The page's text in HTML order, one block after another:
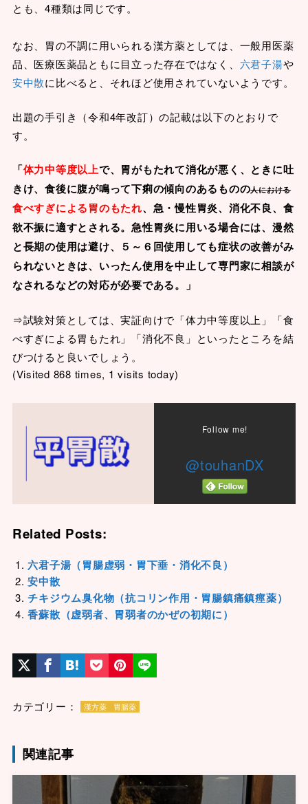
とも、4種類は同じです。
なお、胃の不調に用いられる漢方薬としては、一般用医薬
品、医療医薬品ともに目立った存在ではなく、 六君子湯や
安中散に比べると、それほど使用されていないようです。
出題の手引き（令和4年改訂）の記載は以下のとおりで
す。
「体力中等度以上で、胃がもたれて消化が悪く、ときに吐
きけ、食後に腹が鳴って下痢の傾向のあるものの人における
食べすぎによる胃のもたれ、急・慢性胃炎、消化不良、食
欲不振に適すとされる。急性胃炎に用いる場合には、漫然
と長期の使用は避け、５～６回使用しても症状の改善がみ
られないときは、いったん使用を中止して専門家に相談が
なされるなどの対応が必要である。」
⇒試験対策としては、実証向けで「体力中等度以上」「食
べすぎによる胃もたれ」「消化不良」といったところを結
びつけると良いでしょう。
(Visited 868 times, 1 visits today)
Follow me!
@touhanDX
Related Posts:
六君子湯（胃腸虚弱・胃下垂・消化不良）
安中散
チキジウム臭化物（抗コリン作用・胃腸鎮痛鎮痙薬）
香蘇散（虚弱者、胃弱者のかぜの初期に）
カテゴリー： 漢方薬 胃腸薬
関連記事